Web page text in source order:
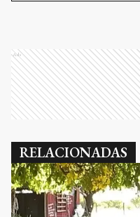
Ads
RELACIONADAS